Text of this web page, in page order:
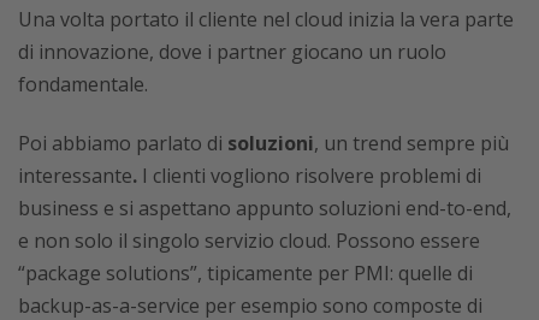
Una volta portato il cliente nel cloud inizia la vera parte
di innovazione, dove i partner giocano un ruolo
fondamentale.
Poi abbiamo parlato di soluzioni, un trend sempre più
interessante. I clienti vogliono risolvere problemi di
business e si aspettano appunto soluzioni end-to-end,
e non solo il singolo servizio cloud. Possono essere
“package solutions”, tipicamente per PMI: quelle di
backup-as-a-service per esempio sono composte di